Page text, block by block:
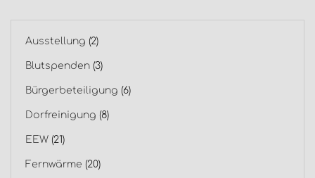
Ausstellung (2)
Blutspenden (3)
Bürgerbeteiligung (6)
Dorfreinigung (8)
EEW (21)
Fernwärme (20)